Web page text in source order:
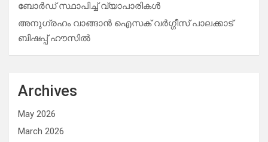
ബോർഡ് സ്ഥാപിച്ച് വ്യാപാരികൾ
അനുഗ്രഹം വാങ്ങാൻ ഐസക് വര്‍ഗ്ഗീസ് പാലക്കാട്
ബിഷപ്പ് ഹൗസില്‍
Archives
May 2026
March 2026